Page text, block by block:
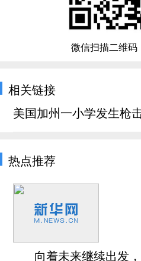
微信扫描二维码
相关链接
美国加州一小学发生枪
热点推荐
向着未来继续出发